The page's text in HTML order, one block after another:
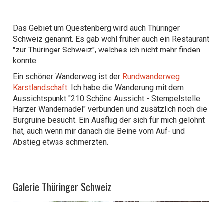
Das Gebiet um Questenberg wird auch Thüringer
Schweiz genannt. Es gab wohl früher auch ein Restaurant
"zur Thüringer Schweiz", welches ich nicht mehr finden
konnte.
Ein schöner Wanderweg ist der Rundwanderweg
Karstlandschaft. Ich habe die Wanderung mit dem
Aussichtspunkt "210 Schöne Aussicht - Stempelstelle
Harzer Wandernadel" verbunden und zusätzlich noch die
Burgruine besucht. Ein Ausflug der sich für mich gelohnt
hat, auch wenn mir danach die Beine vom Auf- und
Abstieg etwas schmerzten.
Galerie Thüringer Schweiz